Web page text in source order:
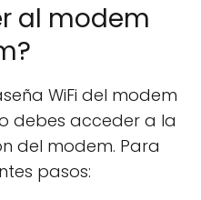
al modem
WiFi del modem
debes acceder a la
del modem. Para
pasos: